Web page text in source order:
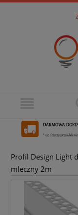
Profil Design Light
mleczny 2m